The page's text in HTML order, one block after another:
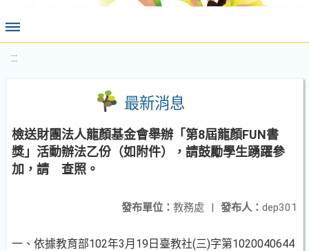
:::
最新消息
檢送財團法人龍顏基金會舉辦「第8屆龍顏FUN書
獎」活動辦法乙份（如附件），請鼓勵學生踴躍參
加，請 查照。
發布人： dep301
發布單位： 教務處 |
一、依據教育部102年3月19日臺教社(三)字第1020040644